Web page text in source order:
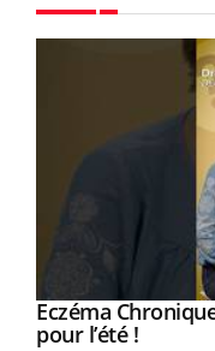
Youtube
Eczéma
pour l’été !Youtube